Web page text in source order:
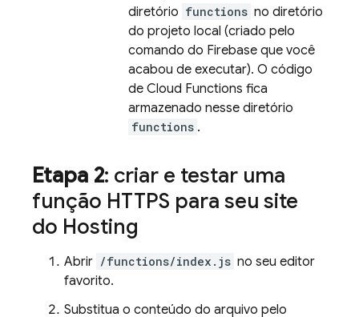
diretório functions no diretório
do projeto local (criado pelo
comando do Firebase que você
acabou de executar). O código
de Cloud Functions fica
armazenado nesse diretório
functions .
Etapa 2: criar e testar uma
função HTTPS para seu site
do Hosting
Abrir /functions/index.js no seu editor
favorito.
Substitua o conteúdo do arquivo pelo